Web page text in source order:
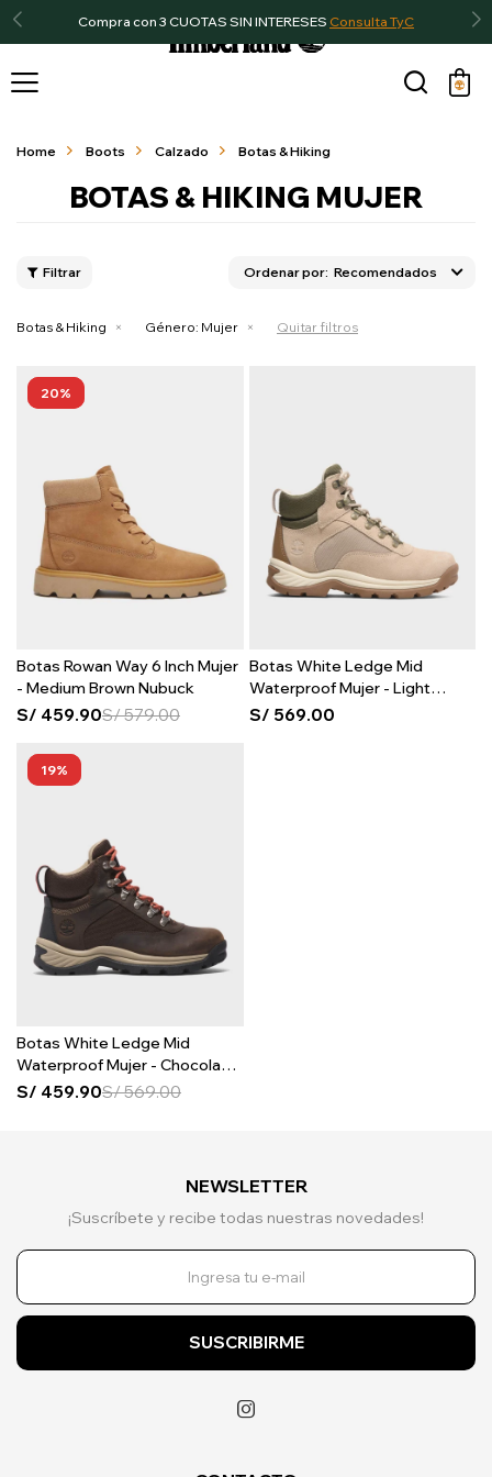
Compra con 3 CUOTAS SIN INTERESES Consulta TyC

Home Boots Calzado Botas & Hiking
BOTAS & HIKING MUJER
Recomendados
Botas & Hiking Género: Mujer Quitar filtros
20
Botas Rowan Way 6 Inch Mujer
- Medium Brown Nubuck
S/ 459.90S/579.00
Botas White Ledge Mid
Waterproof Mujer - Light
Beige Suede
S/ 569.00
19
Botas White Ledge Mid
Waterproof Mujer - Chocolate
Brown
S/ 459.90S/569.00
NEWSLETTER
¡Suscríbete y recibe todas nuestras novedades!
SUSCRIBIRME
